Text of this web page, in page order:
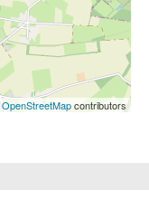
OpenStreetMapcontributors